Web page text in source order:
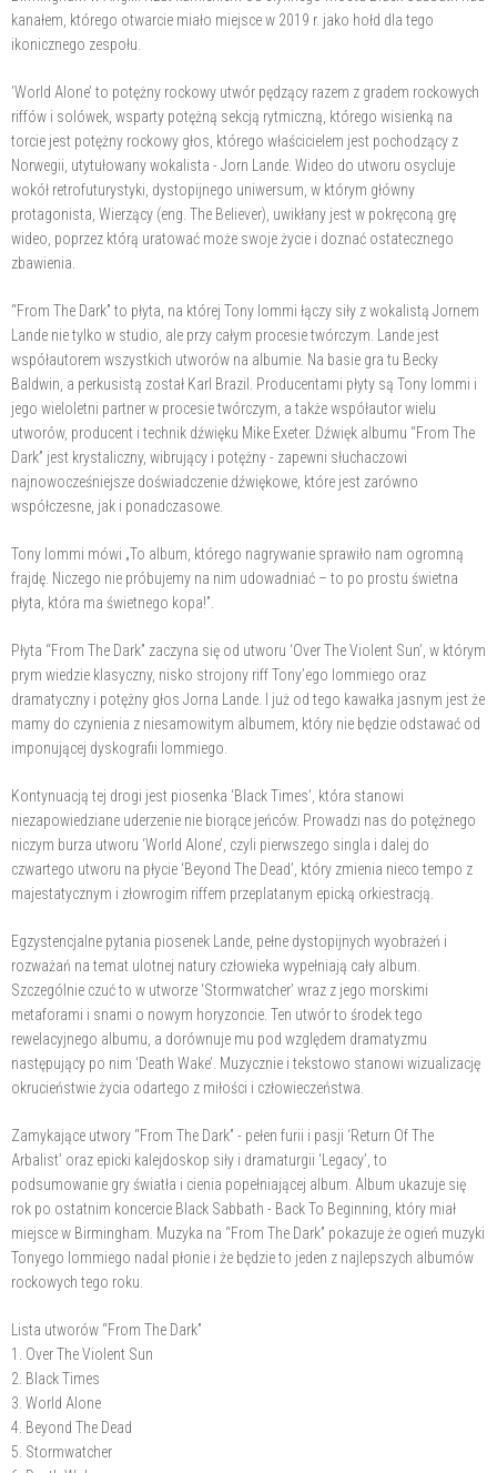
kanałem, którego otwarcie miało miejsce w 2019 r. jako hołd dla tego
ikonicznego zespołu.
‘World Alone’ to potężny rockowy utwór pędzący razem z gradem rockowych
riffów i solówek, wsparty potężną sekcją rytmiczną, którego wisienką na
torcie jest potężny rockowy głos, którego właścicielem jest pochodzący z
Norwegii, utytułowany wokalista - Jorn Lande. Wideo do utworu osycluje
wokół retrofuturystyki, dystopijnego uniwersum, w którym główny
protagonista, Wierzący (eng. The Believer), uwikłany jest w pokręconą grę
wideo, poprzez którą uratować może swoje życie i doznać ostatecznego
zbawienia.
“From The Dark” to płyta, na której Tony Iommi łączy siły z wokalistą Jornem
Lande nie tylko w studio, ale przy całym procesie twórczym. Lande jest
współautorem wszystkich utworów na albumie. Na basie gra tu Becky
Baldwin, a perkusistą został Karl Brazil. Producentami płyty są Tony Iommi i
jego wieloletni partner w procesie twórczym, a także współautor wielu
utworów, producent i technik dźwięku Mike Exeter. Dźwięk albumu “From The
Dark” jest krystaliczny, wibrujący i potężny - zapewni słuchaczowi
najnowocześniejsze doświadczenie dźwiękowe, które jest zarówno
współczesne, jak i ponadczasowe.
Tony Iommi mówi „To album, którego nagrywanie sprawiło nam ogromną
frajdę. Niczego nie próbujemy na nim udowadniać – to po prostu świetna
płyta, która ma świetnego kopa!”.
Płyta “From The Dark” zaczyna się od utworu ‘Over The Violent Sun’, w którym
prym wiedzie klasyczny, nisko strojony riff Tony’ego Iommiego oraz
dramatyczny i potężny głos Jorna Lande. I już od tego kawałka jasnym jest że
mamy do czynienia z niesamowitym albumem, który nie będzie odstawać od
imponującej dyskografii Iommiego.
Kontynuacją tej drogi jest piosenka ‘Black Times’, która stanowi
niezapowiedziane uderzenie nie biorące jeńców. Prowadzi nas do potężnego
niczym burza utworu ‘World Alone’, czyli pierwszego singla i dalej do
czwartego utworu na płycie ‘Beyond The Dead’, który zmienia nieco tempo z
majestatycznym i złowrogim riffem przeplatanym epicką orkiestracją.
Egzystencjalne pytania piosenek Lande, pełne dystopijnych wyobrażeń i
rozważań na temat ulotnej natury człowieka wypełniają cały album.
Szczególnie czuć to w utworze ‘Stormwatcher’ wraz z jego morskimi
metaforami i snami o nowym horyzoncie. Ten utwór to środek tego
rewelacyjnego albumu, a dorównuje mu pod względem dramatyzmu
następujący po nim ‘Death Wake’. Muzycznie i tekstowo stanowi wizualizację
okrucieństwie życia odartego z miłości i człowieczeństwa.
Zamykające utwory “From The Dark” - pełen furii i pasji ‘Return Of The
Arbalist’ oraz epicki kalejdoskop siły i dramaturgii ‘Legacy’, to
podsumowanie gry światła i cienia popełniającej album. Album ukazuje się
rok po ostatnim koncercie Black Sabbath - Back To Beginning, który miał
miejsce w Birmingham. Muzyka na “From The Dark” pokazuje że ogień muzyki
Tonyego Iommiego nadal płonie i że będzie to jeden z najlepszych albumów
rockowych tego roku.
Lista utworów “From The Dark”
1. Over The Violent Sun
2. Black Times
3. World Alone
4. Beyond The Dead
5. Stormwatcher